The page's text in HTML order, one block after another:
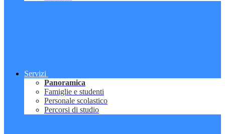
Servizi
Panoramica
Famiglie e studenti
Personale scolastico
Percorsi di studio